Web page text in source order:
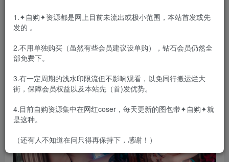
1.✦自购✦资源都是网上目前未流出或极小范围，本站首发或先
发的 。
2.不用单独购买（虽然有些会员建议设单购），钻石会员仍然全
部免费下。
3.有一定周期的浅水印限流但不影响观看，以免同行搬运烂大
街，保障会员权益以及本站先（首)发优势。
4.目前自购资源集中在网红coser，每天更新的图包带✦自购✦就
是这种。
（还有人不知道在问只得再保持下，感谢！）